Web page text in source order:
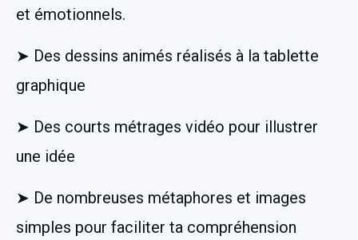
et émotionnels.
➤ Des dessins animés réalisés à la tablette
graphique
➤ Des courts métrages vidéo pour illustrer
une idée
➤ De nombreuses métaphores et images
simples pour faciliter ta compréhension